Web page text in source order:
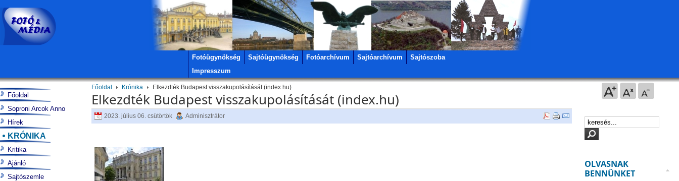
Fotóügynökség Sajtóügynökség Fotóarchívum Sajtóarchívum
Sajtószoba
Impresszum
Főoldal Krónika Elkezdték Budapest visszakupolásítását (index.hu)
Elkezdték Budapest visszakupolásítását (index.hu)
2023. július 06. csütörtök Adminisztrátor
Főoldal
Soproni Arcok Anno
Hírek
KRÓNIKA
Kritika
Ajánló
Sajtószemle
OLVASNAK
BENNÜNKET